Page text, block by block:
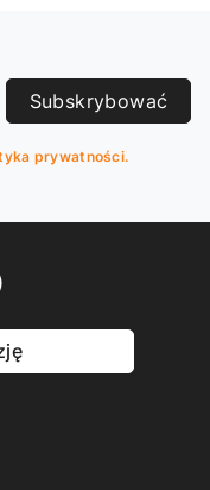
Subskrybować
prywatności.